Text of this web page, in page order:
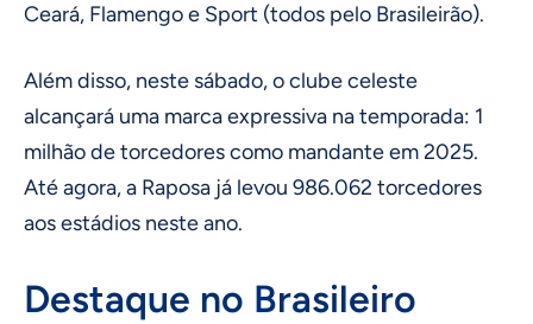
Ceará, Flamengo e Sport (todos pelo Brasileirão).
Além disso, neste sábado, o clube celeste
alcançará uma marca expressiva na temporada: 1
milhão de torcedores como mandante em 2025.
Até agora, a Raposa já levou 986.062 torcedores
aos estádios neste ano.
Destaque no Brasileiro